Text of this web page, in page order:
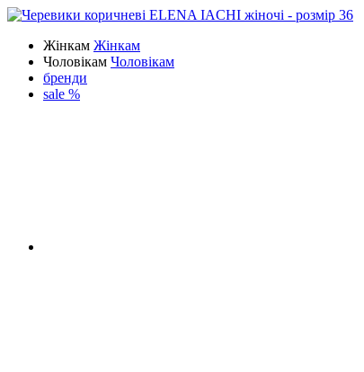
Жінкам Жінкам
Чоловікам Чоловікам
бренди
sale %